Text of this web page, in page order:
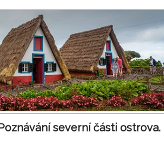
severní části ostrova.